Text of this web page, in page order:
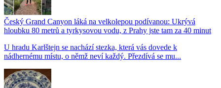
Český Grand Canyon láká na velkolepou podívanou: Ukrývá
hloubku 80 metrů a tyrkysovou vodu, z Prahy jste tam za 40 minut
U hradu Karlštejn se nachází stezka, která vás dovede k
nádhernému místu, o němž neví každý. Přezdívá se mu...